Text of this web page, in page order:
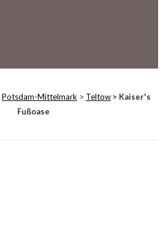
Potsdam-Mittelmark > Teltow> Kaiser's
Fußoase